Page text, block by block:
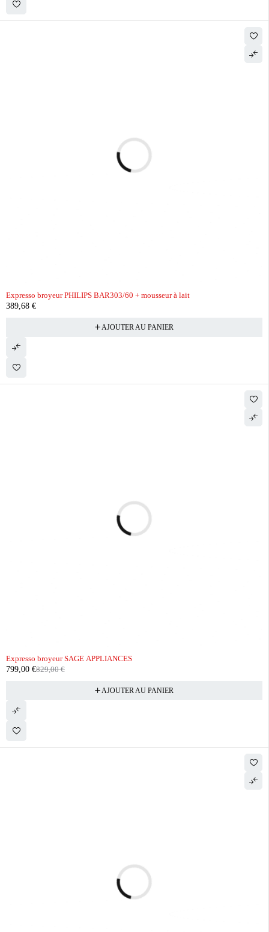
Expresso broyeur PHILIPS BAR303/60 + mousseur à lait
389,68 €
AJOUTER AU PANIER
Expresso broyeur SAGE APPLIANCES
829,00€
799,00 €
AJOUTER AU PANIER